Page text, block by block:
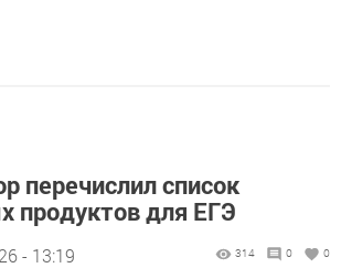
перечислил список
продуктов для ЕГЭ
- 13:19 314 0 0